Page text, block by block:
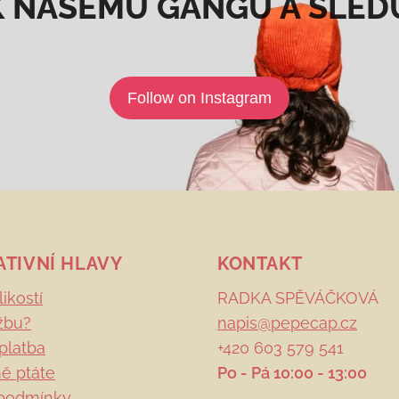
Follow on Instagram
HLAVY
ptáte
KONTAKT
RADKA SPĚVÁČKOVÁ
napis@pepecap.cz
+420 603 579 541
Po - Pá 10:00 - 13:00